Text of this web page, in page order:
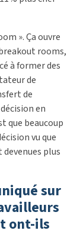
». Ça ouvre
rooms,
à former des
de
de
en
que beaucoup
vu que
plus
sur
ont-ils